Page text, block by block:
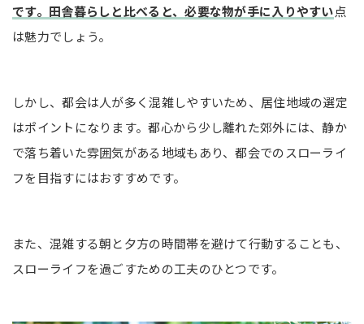
です。田舎暮らしと比べると、必要な物が手に入りやすい点
は魅力でしょう。
しかし、都会は人が多く混雑しやすいため、居住地域の選定
はポイントになります。都心から少し離れた郊外には、静か
で落ち着いた雰囲気がある地域もあり、都会でのスローライ
フを目指すにはおすすめです。
また、混雑する朝と夕方の時間帯を避けて行動することも、
スローライフを過ごすための工夫のひとつです。